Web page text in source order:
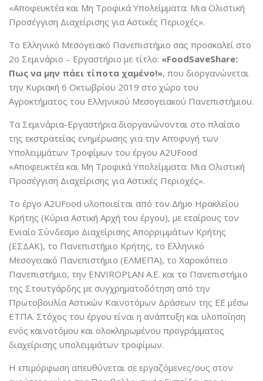
«Αποφευκτέα και Μη Τροφικά Υπολείμματα: Μια Ολιστική
Προσέγγιση Διαχείρισης για Αστικές Περιοχές».
Το Ελληνικό Μεσογειακό Πανεπιστήμιο σας προσκαλεί στο
2ο Σεμινάριο – Εργαστήριο με τίτλο: «FoodSaveShare:
Πως να μην πάει τίποτα χαμένο!», που διοργανώνεται
την Κυριακή 6 Οκτωβρίου 2019 στο χώρο του
Αγροκτήματος του Ελληνικού Μεσογειακού Πανεπιστήμιου.
Τα Σεμινάρια-Εργαστήρια διοργανώνονται στο πλαίσιο
της εκστρατείας ενημέρωσης για την Αποφυγή των
Υπολειμμάτων Τροφίμων του έργου A2UFood
«Αποφευκτέα και Μη Τροφικά Υπολείμματα: Μια Ολιστική
Προσέγγιση Διαχείρισης για Αστικές Περιοχές».
Το έργο Α2UFood υλοποιείται από τον Δήμο Ηρακλείου
Κρήτης (Κύρια Αστική Αρχή του έργου), με εταίρους τον
Ενιαίο Σύνδεσμο Διαχείρισης Απορριμμάτων Κρήτης
(ΕΣΔΑΚ), το Πανεπιστήμιο Κρήτης, το Ελληνικό
Μεσογειακό Πανεπιστήμιο (ΕΛΜΕΠΑ), το Χαροκόπειο
Πανεπιστήμιο, την ENVIROPLAN A.E. και το Πανεπιστήμιο
της Στουτγάρδης με συγχρηματοδότηση από την
Πρωτοβουλία Αστικών Καινοτόμων Δράσεων της ΕΕ μέσω
ΕΤΠΑ. Στόχος του έργου είναι η ανάπτυξη και υλοποίηση
ενός καινοτόμου και ολοκληρωμένου προγράμματος
διαχείρισης υπολειμμάτων τροφίμων.
Η επιμόρφωση απευθύνεται σε εργαζόμενες/ους στον